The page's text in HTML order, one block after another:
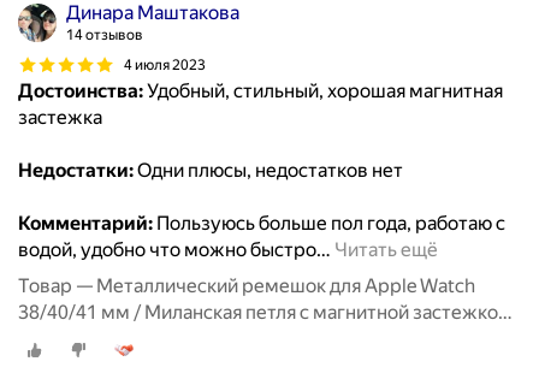
Динара Маштакова
14 отзывов
4 июля 2023
Достоинства:Удобный, стильный, хорошая магнитная
застежка
Недостатки:Одни плюсы, недостатков нет
Комментарий: Пользуюсь больше пол года, работаю с
водой, удобно что можно быстро… Читать ещё
Товар — Металлический ремешок для Apple Watch
38/40/41 мм / Миланская петля с магнитной застежкой
для Эпл Вотч 1-10, SE, Перламутровый